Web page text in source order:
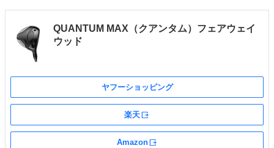
QUANTUM MAX（クアンタム）フェアウェイ
ウッド
ヤフーショッピング
楽天
Amazon